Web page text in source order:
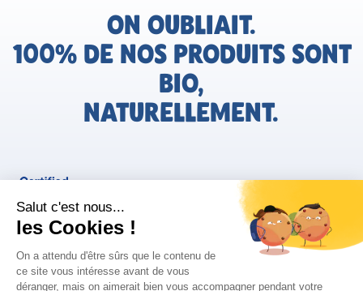
ON OUBLIAIT.
100% DE NOS PRODUITS SONT
BIO,
NATURELLEMENT.
FR
Bjorg pour les pros
Instagram Facebook